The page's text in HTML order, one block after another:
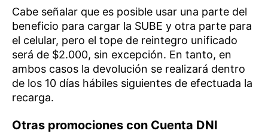
Cabe señalar que es posible usar una parte del
beneficio para cargar la SUBE y otra parte para
el celular, pero el tope de reintegro unificado
será de $2.000, sin excepción. En tanto, en
ambos casos la devolución se realizará dentro
de los 10 días hábiles siguientes de efectuada la
recarga.
Otras promociones con Cuenta DNI